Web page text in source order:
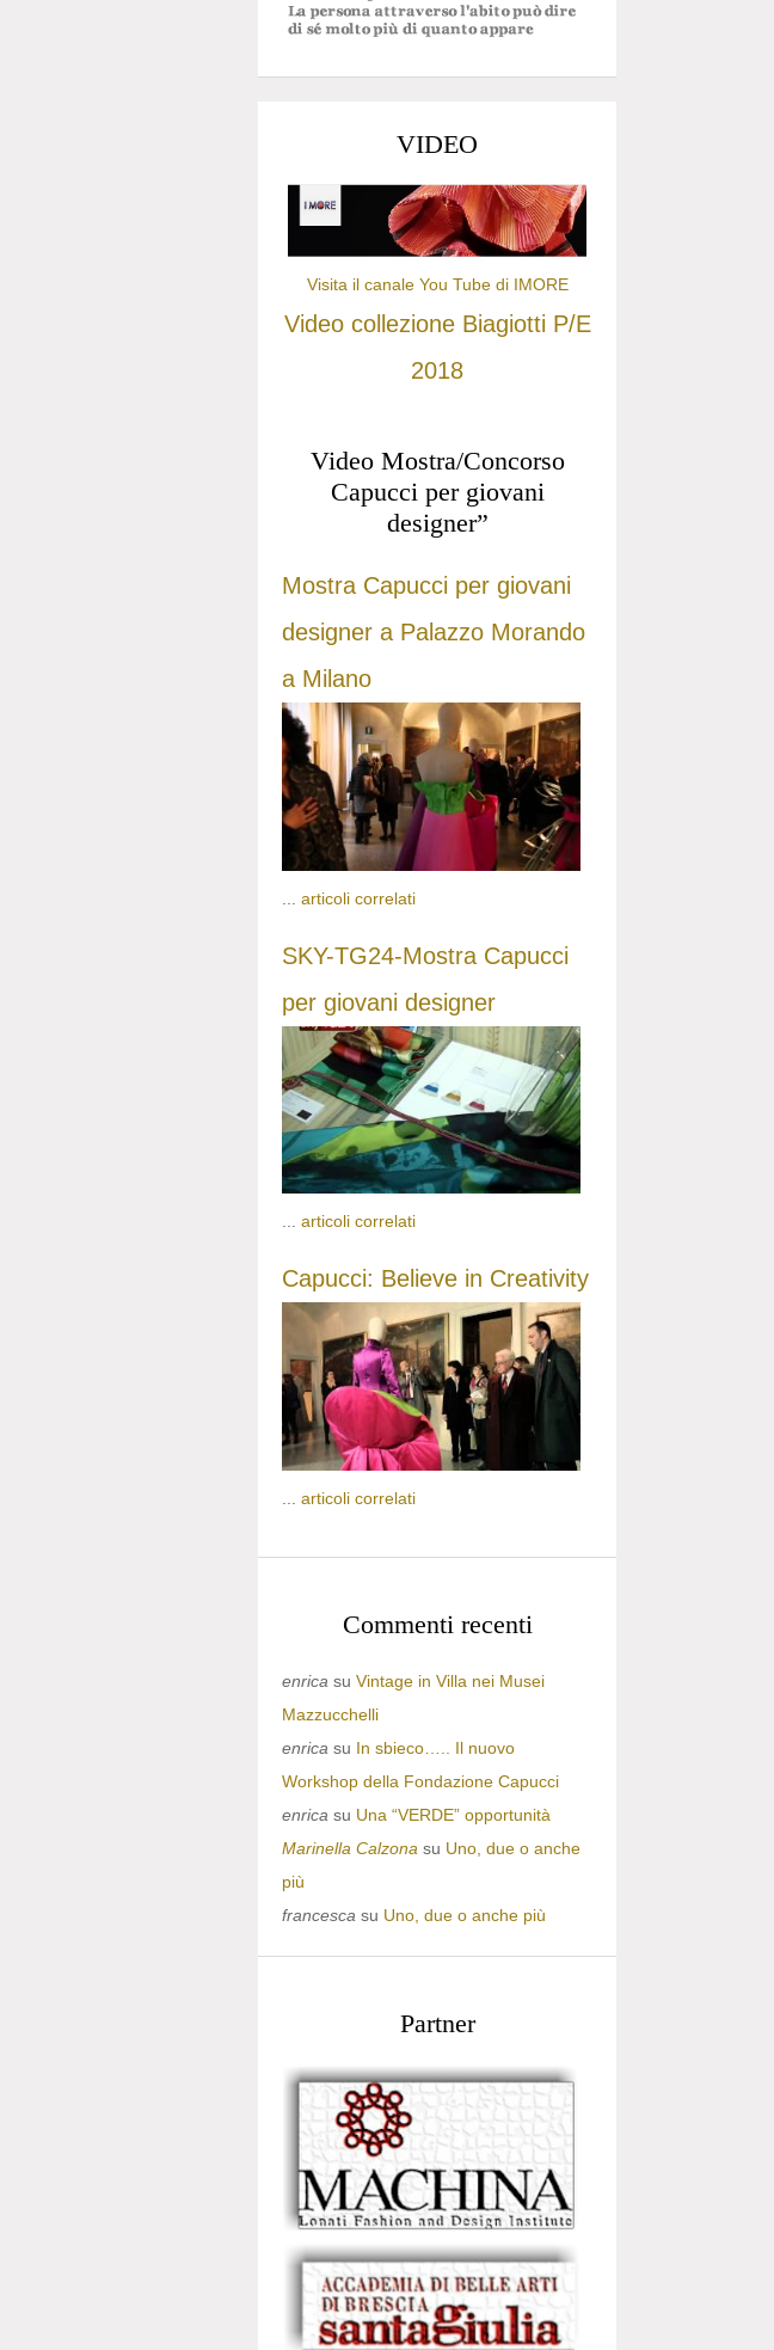
VIDEO
Visita il canale You Tube di IMORE
Video collezione Biagiotti P/E
2018
Video Mostra/Concorso
Capucci per giovani
designer”
Mostra Capucci per giovani
designer a Palazzo Morando
a Milano
articoli correlati
SKY-TG24-Mostra Capucci
per giovani designer
... articoli correlati
Capucci: Believe in Creativity
articoli correlati
Commenti recenti
enrica su Vintage in Villa nei Musei
Mazzucchelli
enrica su In sbieco….. Il nuovo
Workshop della Fondazione Capucci
enrica su Una “VERDE” opportunità
Marinella Calzona su Uno, due o anche
più
francesca su Uno, due o anche più
Partner